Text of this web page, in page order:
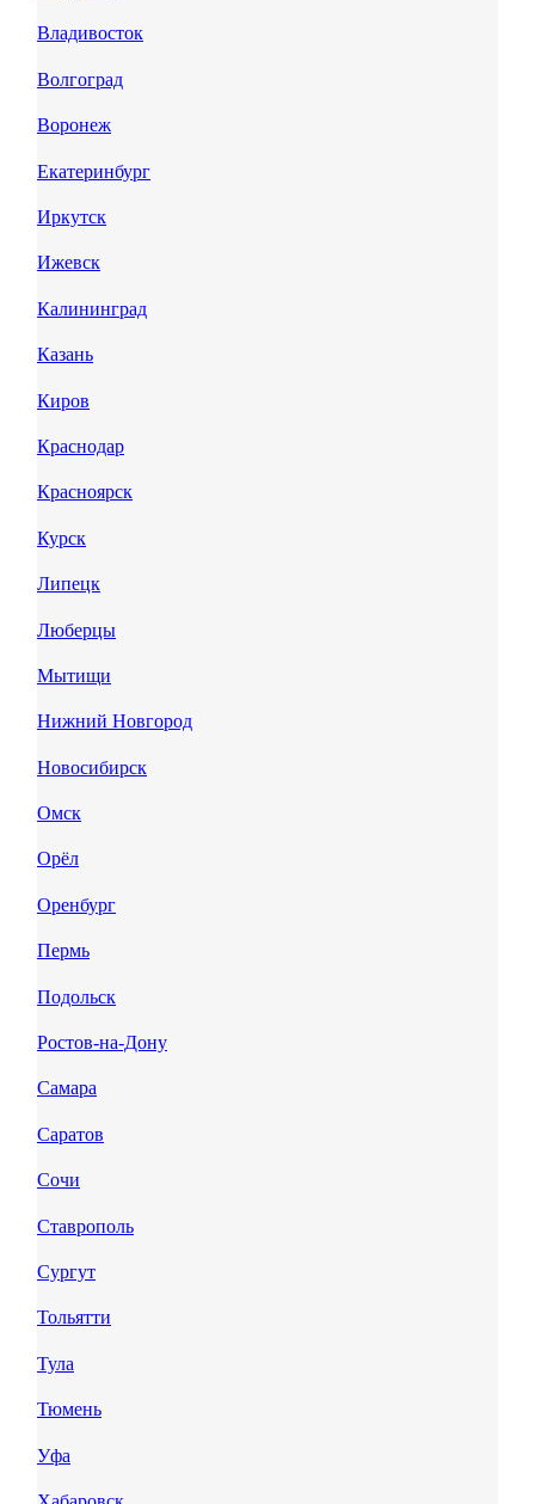
Владивосток
Волгоград
Воронеж
Екатеринбург
Иркутск
Ижевск
Калининград
Казань
Киров
Краснодар
Красноярск
Курск
Липецк
Люберцы
Мытищи
Нижний Новгород
Новосибирск
Омск
Орёл
Оренбург
Пермь
Подольск
Ростов-на-Дону
Самара
Саратов
Сочи
Ставрополь
Сургут
Тольятти
Тула
Тюмень
Уфа